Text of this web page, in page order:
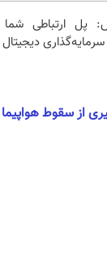
پل ارتباطی شما
سرمایه‌گذاری دیجیتال